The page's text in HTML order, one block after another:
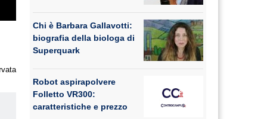
Chi è Barbara Gallavotti:
biografia della biologa di
Superquark
Robot aspirapolvere
Folletto VR300:
caratteristiche e prezzo